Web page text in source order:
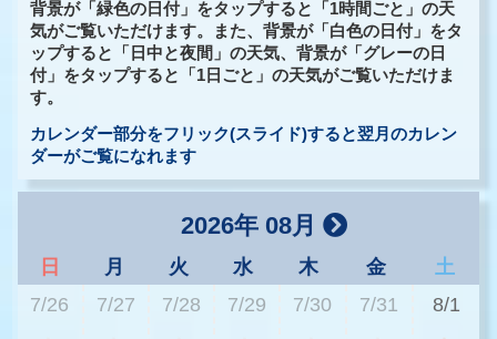
背景が「緑色の日付」をタップすると「1時間ごと」の天
気がご覧いただけます。また、背景が「白色の日付」をタ
ップすると「日中と夜間」の天気、背景が「グレーの日
付」をタップすると「1日ごと」の天気がご覧いただけま
す。
カレンダー部分をフリック(スライド)すると翌月のカレン
ダーがご覧になれます
2026年 08月
日 月 火 水 木 金
土
7/26
7/27 7/28 7/29 7/30 7/31 8/1